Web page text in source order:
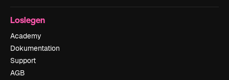
Loslegen
Academy
Dokumentation
Support
AGB